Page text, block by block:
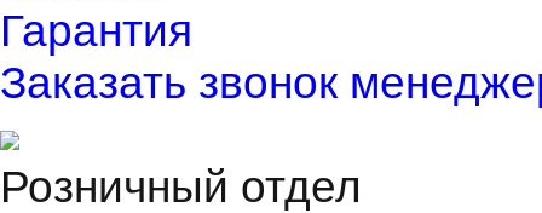
Гарантия
Заказать звонок
Розничный отдел